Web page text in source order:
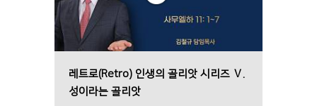
레트로(Retro) 인생의 골리앗 시리즈 Ⅴ.
성이라는 골리앗